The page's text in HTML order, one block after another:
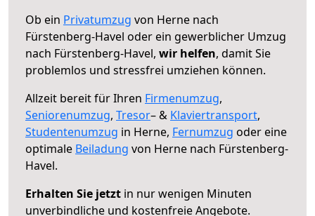
Ob ein Privatumzug von Herne nach
Fürstenberg-Havel oder ein gewerblicher Umzug
nach Fürstenberg-Havel, wir helfen, damit Sie
problemlos und stressfrei umziehen können.
Allzeit bereit für Ihren Firmenumzug,
Seniorenumzug, Tresor– & Klaviertransport,
Studentenumzug in Herne, Fernumzug oder eine
optimale Beiladung von Herne nach Fürstenberg-
Havel.
Erhalten Sie jetzt in nur wenigen Minuten
unverbindliche und kostenfreie Angebote.